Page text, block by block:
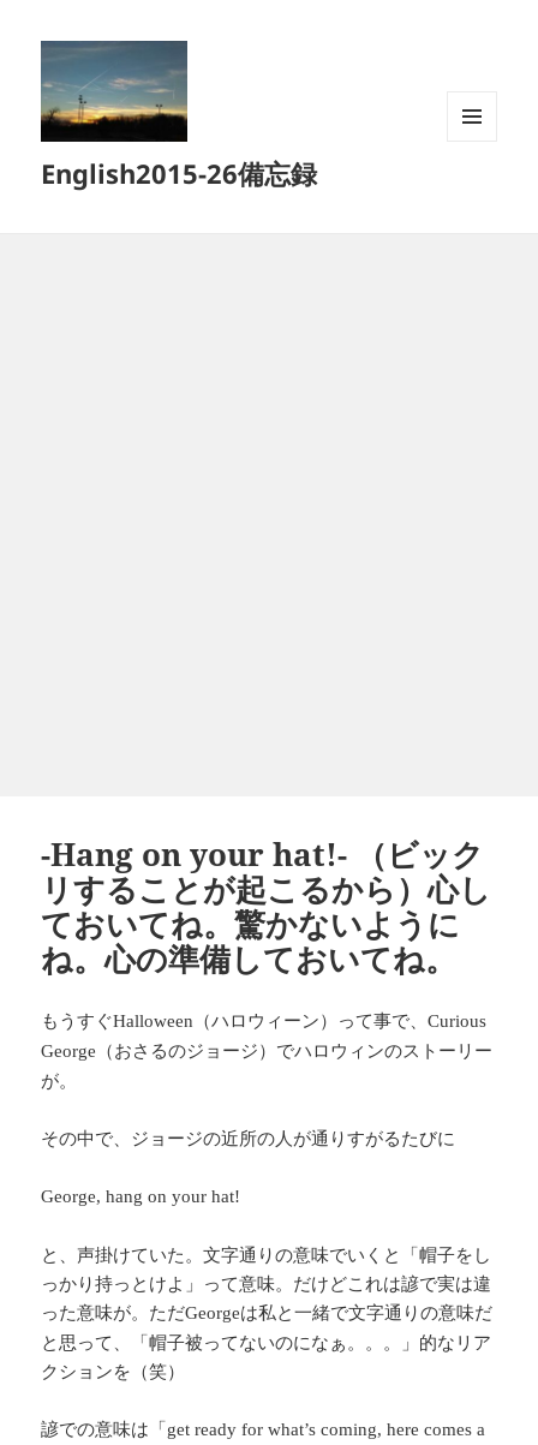
English2015-26備忘録
-Hang on your hat!- （ビック
リすることが起こるから）心し
ておいてね。驚かないように
ね。心の準備しておいてね。
もうすぐHalloween （ハロウィーン）って事で、Curious
George
（おさるのジョージ）でハロウィンのストーリー
が。
その中で、ジョージの近所の人が通りすがるたびに
George, hang on your hat!
と、声掛けていた。文字通りの意味でいくと「帽子をし
っかり持っとけよ」って意味。だけどこれは諺で実は違
った意味が。ただGeorgeは私と一緒で文字通りの意味だ
と思って、「帽子被ってないのになぁ。。。」的なリア
クションを（笑）
諺での意味は「get ready for what’s coming, here comes a